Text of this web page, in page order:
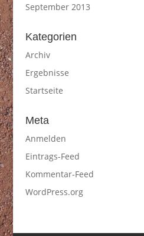
September 2013
Kategorien
Archiv
Ergebnisse
Startseite
Meta
Anmelden
Eintrags-Feed
Kommentar-Feed
WordPress.org